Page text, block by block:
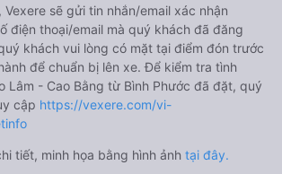
Vexere sẽ gửi tin nhắn/email xác nhận
điện thoại/email mà quý khách đã đăng
khách vui lòng có mặt tại điểm đón trước
để chuẩn bị lên xe. Để kiểm tra tình
Lâm - Cao Bằng từ Bình Phước đã đặt, quý
cập https://vexere.com/vi-
tiết, minh họa bằng hình ảnh tại đây.